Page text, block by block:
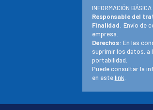
INFORMACIÓN
Responsable del
Finalidad: Envío de
empresa.
Derechos: En las
suprimir los datos, a
portabilidad.
Puede consultar la
en estelink